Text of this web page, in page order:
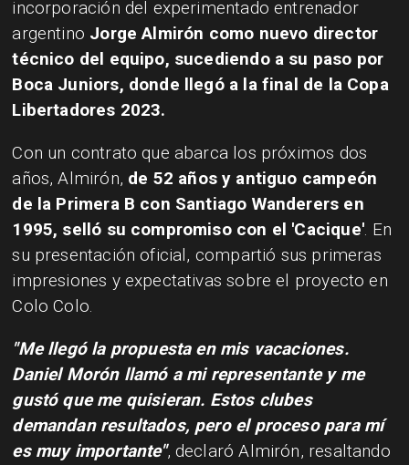
incorporación del experimentado entrenador
argentino Jorge Almirón como nuevo director
técnico del equipo, sucediendo a su paso por
Boca Juniors, donde llegó a la final de la Copa
Libertadores 2023.
Con un contrato que abarca los próximos dos
años, Almirón, de 52 años y antiguo campeón
de la Primera B con Santiago Wanderers en
1995, selló su compromiso con el 'Cacique'. En
su presentación oficial, compartió sus primeras
impresiones y expectativas sobre el proyecto en
Colo Colo.
​"Me llegó la propuesta en mis vacaciones.
Daniel Morón llamó a mi representante y me
gustó que me quisieran. Estos clubes
demandan resultados, pero el proceso para mí
es muy importante", declaró Almirón, resaltando